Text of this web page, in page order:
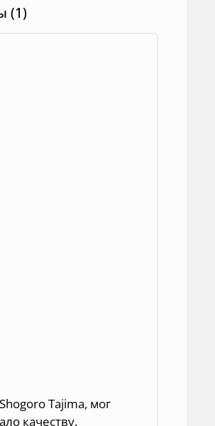
(1)
Tajima, мог
качеству.